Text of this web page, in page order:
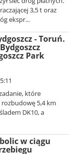
3,5 t oraz
ekspr...
- Toruń.
Park
które
5,4 km
DK10, a
w ciągu